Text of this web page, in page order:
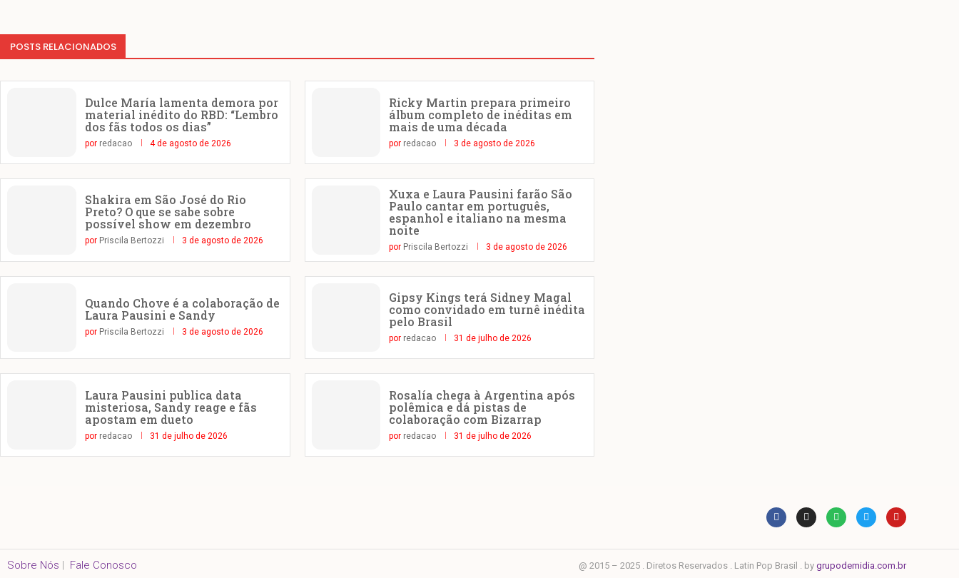
POSTS RELACIONADOS
Dulce María lamenta demora por
material inédito do RBD: “Lembro
dos fãs todos os dias”
por redacao 4 de agosto de 2026
Ricky Martin prepara primeiro
álbum completo de inéditas em
mais de uma década
por redacao 3 de agosto de 2026
Shakira em São José do Rio
Preto? O que se sabe sobre
possível show em dezembro
por Priscila Bertozzi 3 de agosto de 2026
Xuxa e Laura Pausini farão São
Paulo cantar em português,
espanhol e italiano na mesma
noite
por Priscila Bertozzi 3 de agosto de 2026
Quando Chove é a colaboração de
Laura Pausini e Sandy
por Priscila Bertozzi 3 de agosto de 2026
Gipsy Kings terá Sidney Magal
como convidado em turnê inédita
pelo Brasil
por redacao 31 de julho de 2026
Laura Pausini publica data
misteriosa, Sandy reage e fãs
apostam em dueto
por redacao 31 de julho de 2026
Rosalía chega à Argentina após
polêmica e dá pistas de
colaboração com Bizarrap
por redacao 31 de julho de 2026
Sobre Nós Fale Conosco @ 2015 – 2025 . Diretos Reservados . Latin Pop Brasil . by grupodemidia.com.br